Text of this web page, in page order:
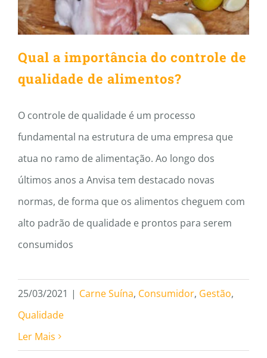
Qual a importância do controle de
qualidade de alimentos?
O controle de qualidade é um processo
fundamental na estrutura de uma empresa que
atua no ramo de alimentação. Ao longo dos
últimos anos a Anvisa tem destacado novas
normas, de forma que os alimentos cheguem com
alto padrão de qualidade e prontos para serem
consumidos
25/03/2021 | Carne Suína, Consumidor, Gestão,
Qualidade
Ler Mais